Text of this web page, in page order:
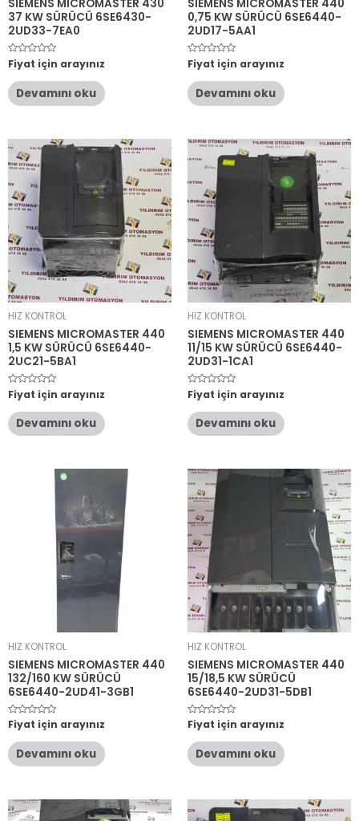
SIEMENS MICROMASTER 430
37 KW SÜRÜCÜ 6SE6430-
2UD33-7EA0
5
üzerinden
oy
aldı
Fiyat için arayınız
Devamını oku
SIEMENS MICROMASTER 440
0,75 KW SÜRÜCÜ 6SE6440-
2UD17-5AA1
5
üzerinden
oy
aldı
Fiyat için arayınız
Devamını oku
HIZ KONTROL
SIEMENS MICROMASTER 440
1,5 KW SÜRÜCÜ 6SE6440-
2UC21-5BA1
5
üzerinden
oy
aldı
Fiyat için arayınız
Devamını oku
HIZ KONTROL
SIEMENS MICROMASTER 440
11/15 KW SÜRÜCÜ 6SE6440-
2UD31-1CA1
5
üzerinden
oy
aldı
Fiyat için arayınız
Devamını oku
HIZ KONTROL
SIEMENS MICROMASTER 440
132/160 KW SÜRÜCÜ
6SE6440-2UD41-3GB1
5
üzerinden
oy
aldı
Fiyat için arayınız
Devamını oku
HIZ KONTROL
SIEMENS MICROMASTER 440
15/18,5 KW SÜRÜCÜ
6SE6440-2UD31-5DB1
5
üzerinden
oy
aldı
Fiyat için arayınız
Devamını oku